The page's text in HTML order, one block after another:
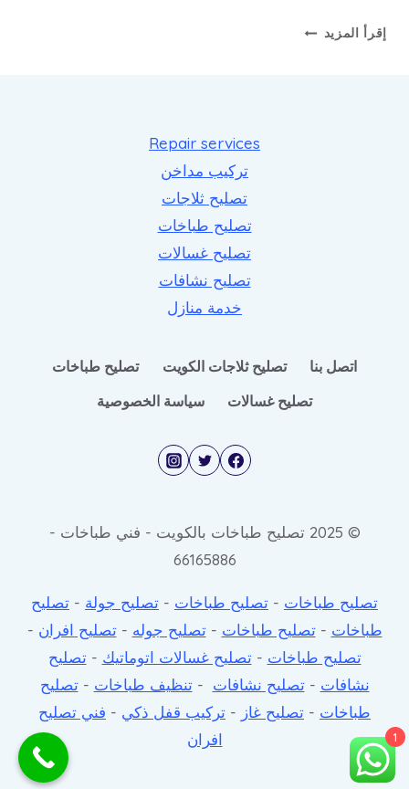
إقرأ المزيد تصليح
Repair services
تركيب مداخن
تصليح ثلاجات
تصليح طباخات
تصليح غسالات
تصليح نشافات
خدمة منازل
اتصل بنا تصليح ثلاجات الكويت
تصليح طباخات
تصليح غسالات
سياسة الخصوصية
© 2025 تصليح طباخات بالكويت - فني طباخات -
66165886
تصليح طباخات - تصليح طباخات - تصليح جولة - تصليح
طباخات -تصليح طباخات -تصليح جوله -تصليح افران -
تصليح طباخات -تصليح غسالات اتوماتيك -تصليح
نشافات -تصليح نشافات -تنظيف طباخات -تصليح
طباخات - تصليح غاز - تركيب قفل ذكي - فني تصليح
افران
1